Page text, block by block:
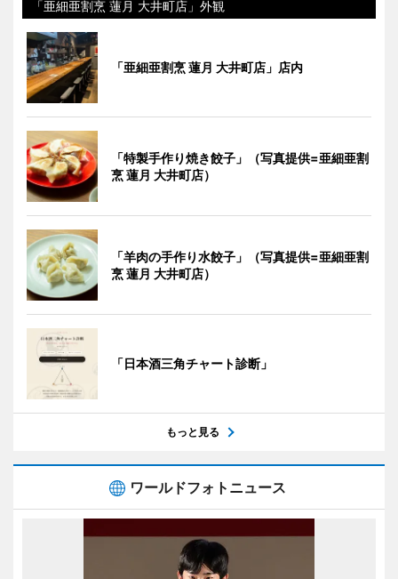
「亜細亜割烹 蓮月 大井町店」外観
「亜細亜割烹 蓮月 大井町店」店内
「特製手作り焼き餃子」（写真提供=亜細亜割
烹 蓮月 大井町店）
「羊肉の手作り水餃子」（写真提供=亜細亜割
烹 蓮月 大井町店）
「日本酒三角チャート診断」
もっと見る
ワールドフォトニュース